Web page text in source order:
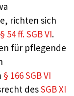
richten sich
54 ff. SGB VI.
für pflegende
§ 166 SGB VI
desSGB XI